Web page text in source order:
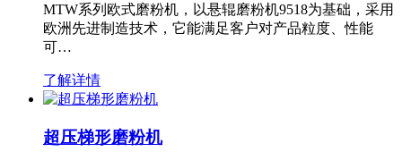
MTW系列欧式磨粉机，以悬辊磨粉机9518为基础，采用
欧洲先进制造技术，它能满足客户对产品粒度、性能
可…
了解详情
超压梯形磨粉机